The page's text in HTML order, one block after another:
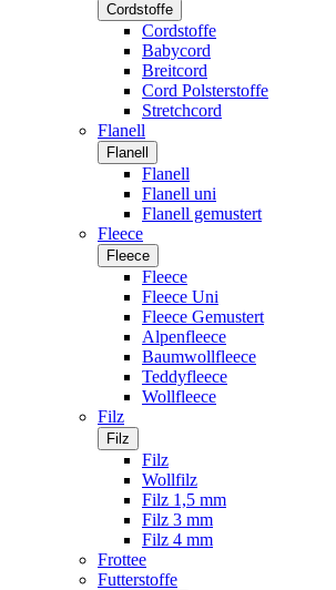
Cordstoffe
Cordstoffe
Babycord
Breitcord
Cord Polsterstoffe
Stretchcord
Flanell
Flanell
Flanell
Flanell uni
Flanell gemustert
Fleece
Fleece
Fleece
Fleece Uni
Fleece Gemustert
Alpenfleece
Baumwollfleece
Teddyfleece
Wollfleece
Filz
Filz
Filz
Wollfilz
Filz 1,5 mm
Filz 3 mm
Filz 4 mm
Frottee
Futterstoffe